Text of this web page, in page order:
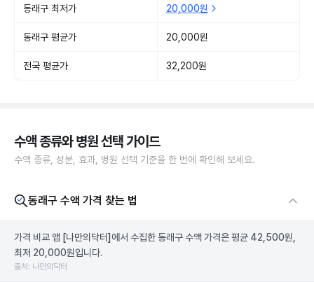
동래구 최저가 20,000원
동래구 평균가 20,000원
전국 평균가 32,200원
수액 종류와 병원 선택 가이드
수액 종류, 성분, 효과, 병원 선택 기준을 한 번에 확인해 보세요.
동래구 수액 가격 찾는 법
가격 비교 앱 [나만의닥터] 에서 수집한 동래구 수액 가격은 평균 42,500원,
최저 20,000원입니다.
출처: 나만의닥터